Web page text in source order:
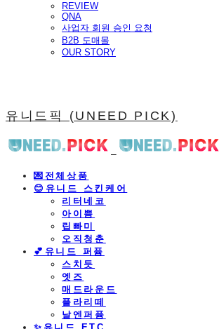
REVIEW
QNA
사업자 회원 승인 요청
B2B 도매몰
OUR STORY
유니드픽 (UNEED PICK)
💌전체상품
😊유니드 스킨케어
리터네코
아이쁨
립빠미
오직청춘
💕유니드 퍼퓸
스치듯
엣즈
매드라운드
플라리떼
날엔퍼퓸